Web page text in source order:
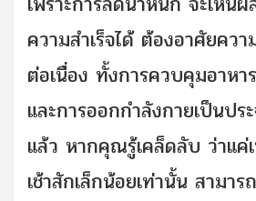
ความสำเร็จได้ ต้องอาศัยคว
ต่อเนื่อง ทั้งการควบคุมอาหา
และการออกกำลังกายเป็นปร
แล้ว หากคุณรู้เคล็ดลับ ว่าแค่
เช้าสักเล็กน้อยเท่านั้น สามาร